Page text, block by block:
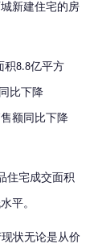
新建住宅的房
积8.8亿平方
比下降
售额同比下降
住宅成交面积
平。
状无论是从价